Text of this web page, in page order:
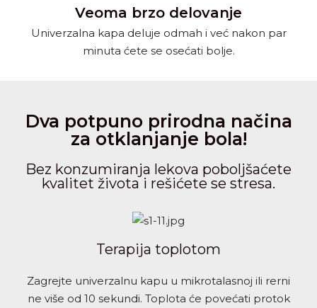
Veoma brzo delovanje
Univerzalna kapa deluje odmah i već nakon par
minuta ćete se osećati bolje.
Dva potpuno prirodna načina
za otklanjanje bola!
Bez konzumiranja lekova poboljšaćete
kvalitet života i rešićete se stresa.
Terapija toplotom
Zagrejte univerzalnu kapu u mikrotalasnoj ili rerni
ne više od 10 sekundi. Toplota će povećati protok